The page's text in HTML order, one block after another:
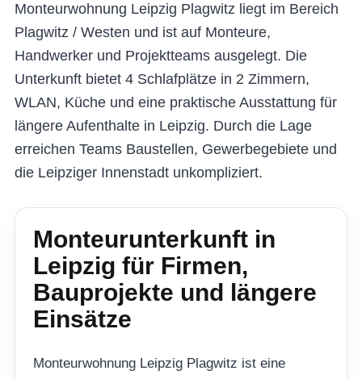
Monteurwohnung Leipzig Plagwitz liegt im Bereich
Plagwitz / Westen und ist auf Monteure,
Handwerker und Projektteams ausgelegt. Die
Unterkunft bietet 4 Schlafplätze in 2 Zimmern,
WLAN, Küche und eine praktische Ausstattung für
längere Aufenthalte in Leipzig. Durch die Lage
erreichen Teams Baustellen, Gewerbegebiete und
die Leipziger Innenstadt unkompliziert.
Monteurunterkunft in
Leipzig für Firmen,
Bauprojekte und längere
Einsätze
Monteurwohnung Leipzig Plagwitz ist eine